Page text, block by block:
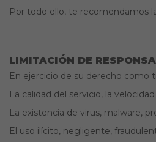
Por todo ello, te recomendamos
LIMITACIÓN DE
En ejercicio de su derecho como
La calidad del servicio, la
La existencia de virus, malware,
El uso ilícito, negligente,